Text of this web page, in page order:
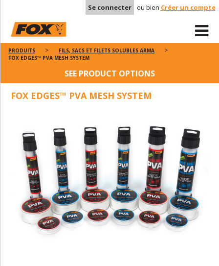
Se connecter ou bien Créer un compte
PRODUITS
FILS, SACS ET FILETS SOLUBLES ARMA
FOX EDGES™ PVA MESH SYSTEM
SEE PRODUCT OPTIONS
FOX EDGES™ PVA MESH SYSTEM